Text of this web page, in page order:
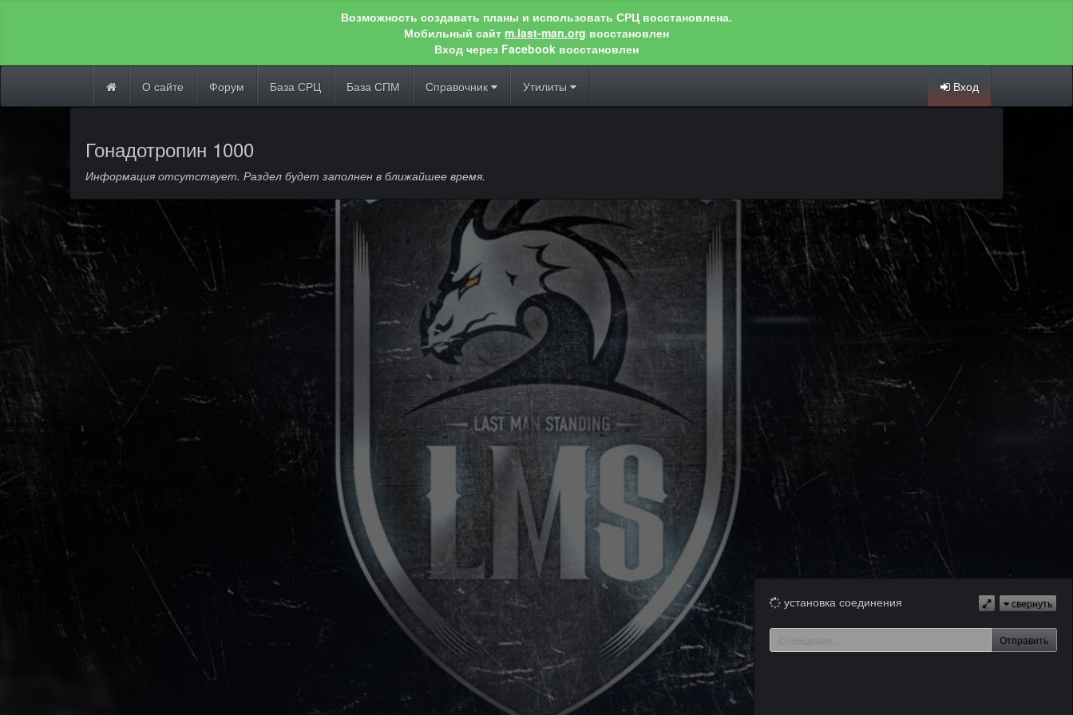
Возможность создавать планы и использовать СРЦ восстановлена.
Мобильный сайт m.last-man.org восстановлен
Вход через Facebook восстановлен
О сайте Форум База СРЦ База СПМ Справочник Утилиты Вход
Гонадотропин 1000
Информация отсутствует. Раздел будет заполнен в ближайшее время.
установка соединения свернуть
Отправить